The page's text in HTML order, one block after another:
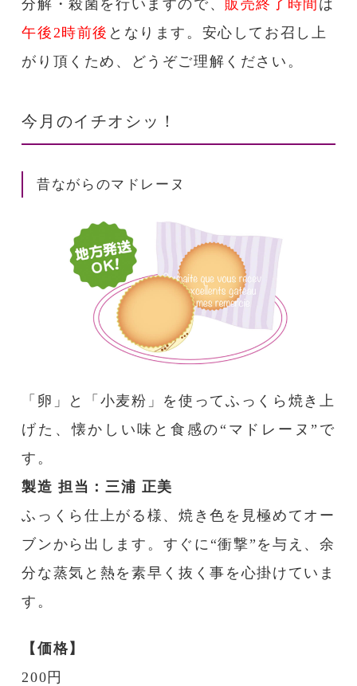
分解・殺菌を行いますので、 販売終了時間 は
午後2時前後 となります。安心してお召し上
がり頂くため、どうぞご理解ください。
今月のイチオシッ！
昔ながらのマドレーヌ
「卵」と「小麦粉」を使ってふっくら焼き上
げた、懐かしい味と食感の“マドレーヌ”で
す。
製造 担当：三浦 正美
ふっくら仕上がる様、焼き色を見極めてオー
ブンから出します。すぐに“衝撃”を与え、余
分な蒸気と熱を素早く抜く事を心掛けていま
す。
【価格】
200円